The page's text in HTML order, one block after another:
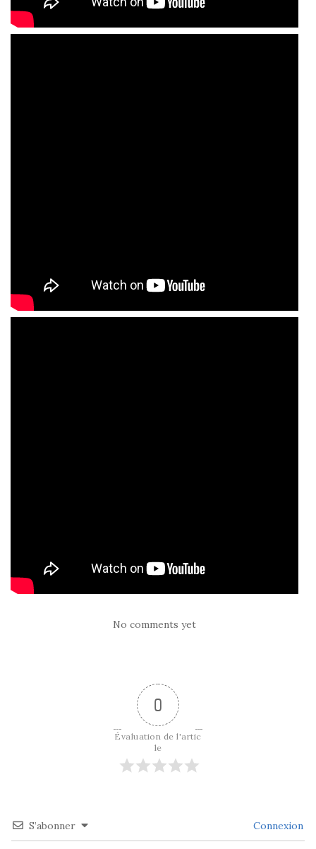
No comments yet
0
Évaluation de l'artic
le
S’abonner Connexion